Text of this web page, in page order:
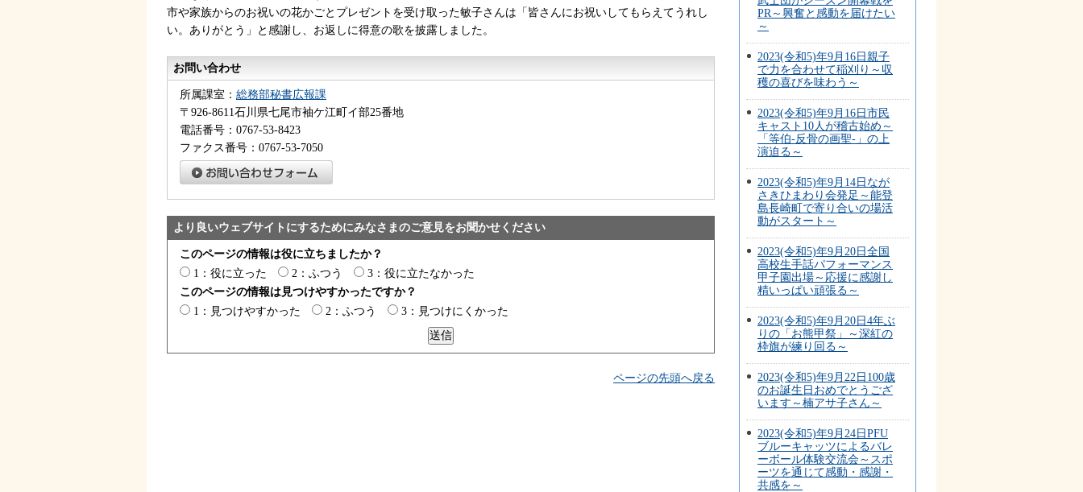
市や家族からのお祝いの花かごとプレゼントを受け取った敏子さんは「皆さんにお祝いしてもらえてうれし
い。ありがとう」と感謝し、お返しに得意の歌を披露しました。
お問い合わせ
所属課室： 総務部秘書広報課
〒926-8611石川県七尾市袖ケ江町イ部25番地
電話番号：0767-53-8423
ファクス番号：0767-53-7050
より良いウェブサイトにするためにみなさまのご意見をお聞かせください
このページの情報は役に立ちましたか？
1：役に立った
2：ふつう
3：役に立たなかった
このページの情報は見つけやすかったですか？
1：見つけやすかった
2：ふつう 3：見つけにくかった
ページの先頭へ戻る
PR～興奮と感動を届けたい
～
2023(令和5)年9月16日親子
で力を合わせて稲刈り～収
穫の喜びを味わう～
2023(令和5)年9月16日市民
キャスト10人が稽古始め～
「等伯-反骨の画聖-」の上
演迫る～
2023(令和5)年9月14日なが
さきひまわり会発足～能登
島長崎町で寄り合いの場活
動がスタート～
2023(令和5)年9月20日全国
高校生手話パフォーマンス
甲子園出場～応援に感謝し
精いっぱい頑張る～
2023(令和5)年9月20日4年ぶ
りの「お熊甲祭」～深紅の
枠旗が練り回る～
2023(令和5)年9月22日100歳
のお誕生日おめでとうござ
います～楠アサ子さん～
2023(令和5)年9月24日PFU
ブルーキャッツによるバレ
ーボール体験交流会～スポ
ーツを通じて感動・感謝・
共感を～